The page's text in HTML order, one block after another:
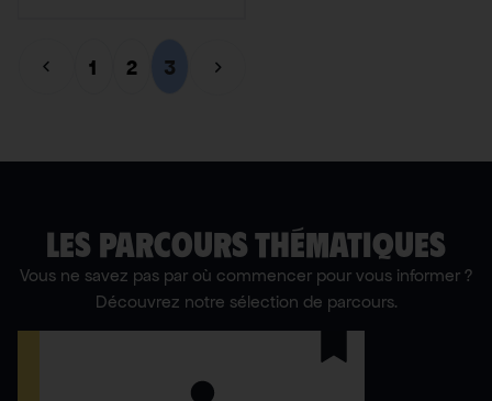
1 2 3
LES PARCOURS THÉMATIQUES
Vous ne savez pas par où commencer pour vous informer ?
Découvrez notre sélection de parcours.